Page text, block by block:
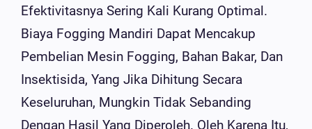
Efektivitasnya Sering Kali Kurang Optimal.
Biaya Fogging Mandiri Dapat Mencakup
Pembelian Mesin Fogging, Bahan Bakar, Dan
Insektisida, Yang Jika Dihitung Secara
Keseluruhan, Mungkin Tidak Sebanding
Dengan Hasil Yang Diperoleh. Oleh Karena Itu,